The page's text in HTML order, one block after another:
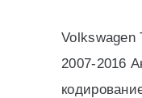
Volkswagen
2007-2016